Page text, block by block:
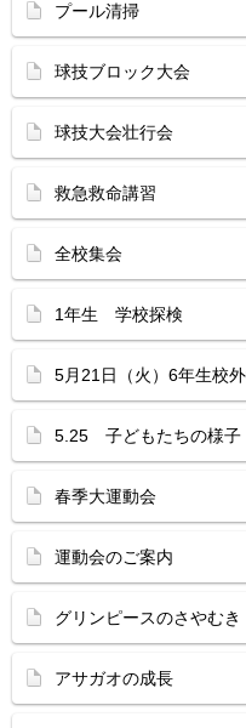
プール清掃
球技ブロック大会
球技大会壮行会
救急救命講習
全校集会
1年生 学校探検
5月21日（火）6年生校
5.25 子どもたちの様子
春季大運動会
運動会のご案内
グリンピースのさやむき
アサガオの成長